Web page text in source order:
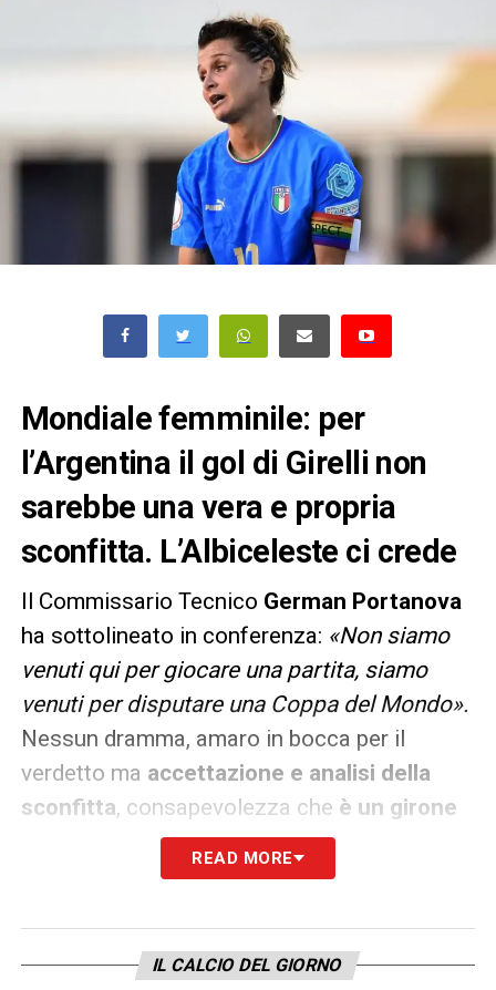
Mondiale femminile: per
l’Argentina il gol di Girelli non
sarebbe una vera e propria
sconfitta. L’Albiceleste ci crede
Il Commissario Tecnico German Portanova
ha sottolineato in conferenza: «Non siamo
venuti qui per giocare una partita, siamo
venuti per disputare una Coppa del Mondo».
Nessun dramma, amaro in bocca per il
verdetto ma accettazione e analisi della
sconfitta, consapevolezza che è un girone
come dimostrano i due successi
di misura di Italia e Svezia. La qualificazione
diretto contro l’altra squadra a zero punti, il
READ MORE
IL CALCIO DEL GIORNO